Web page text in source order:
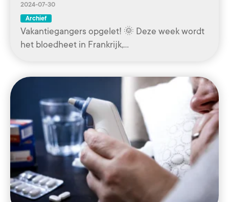
2024-07-30
Archief
Vakantiegangers opgelet! 🌞 Deze week wordt
het bloedheet in Frankrijk,…